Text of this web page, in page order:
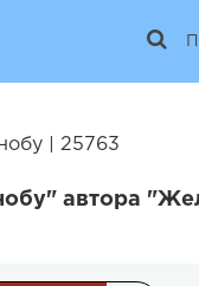
| 25763
автора